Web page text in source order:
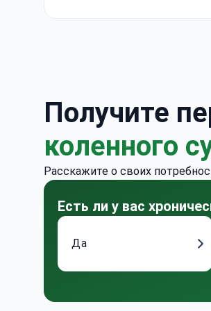
Получите
коленного
Расскажите о своих
Есть ли у вас
Да